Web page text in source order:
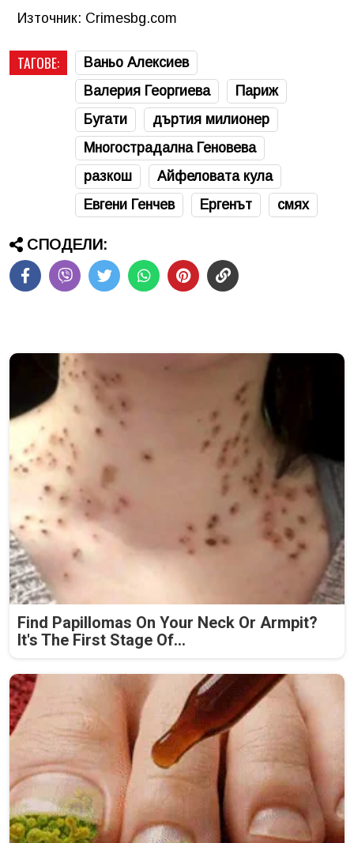
Източник: Crimesbg.com
ТАГОВЕ:
Ваньо Алексиев
Валерия Георгиева
Париж
Бугати
дъртия милионер
Многострадална Геновева
разкош
Айфеловата кула
Евгени Генчев
Ергенът смях
СПОДЕЛИ:
Find Papillomas On Your Neck Or Armpit?
It's The First Stage Of...